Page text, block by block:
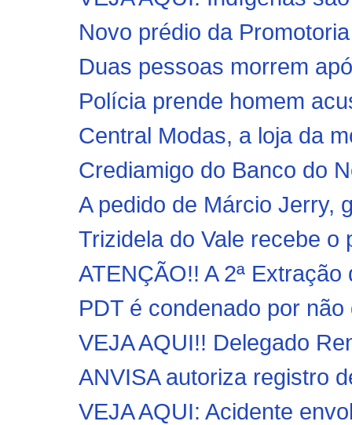
Novo prédio da
Duas pessoas morrem
Polícia prende homem
Central Modas, a loja da
Crediamigo do Banco do
A pedido de Márcio Jerry,
Trizidela do Vale recebe o
ATENÇÃO!! A 2ª
PDT é condenado por
VEJA AQUI!! Delegado
ANVISA autoriza registro
VEJA AQUI: Acidente